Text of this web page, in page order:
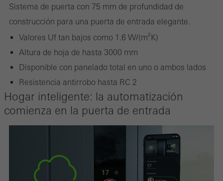
Sistema de puerta con 75 mm de profundidad de
construcción para una puerta de entrada elegante.
Valores Uf tan bajos como 1.6 W/(m²K)
Altura de hoja de hasta 3000 mm
Disponible con panelado total en uno o ambos lados
Resistencia antirrobo hasta RC 2
Hogar inteligente: la automatización
comienza en la puerta de entrada